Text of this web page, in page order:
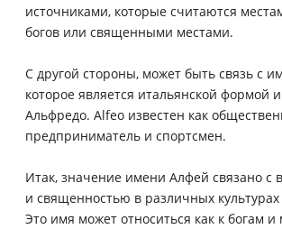
источниками, которые считаются
богов или священными местами.
С другой стороны, может быть связь с
которое является итальянской формой
Альфредо. Alfeo известен как
предприниматель и спортсмен.
Итак, значение имени Алфей связано с
и священностью в различных культурах
Это имя может относиться как к богам